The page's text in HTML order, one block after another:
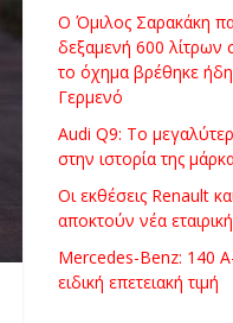
Ο Όμιλος Σαρακάκη
δεξαμενή 600
το όχημα βρέθηκε
Γερμενό
Audi Q9: Το
στην ιστορία της
Οι εκθέσεις Renault
αποκτούν νέα
Mercedes-Benz: 140
ειδική επετειακή τιμή